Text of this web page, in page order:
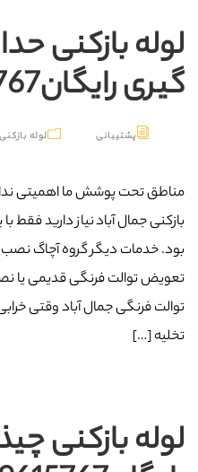
لوله بازکنی
گیری رایگان09129615767
پشتیبانی لوله
مناطق تحت پوشش ما اهمیتی
بازکنی جمال آباد نیاز دارید
بود. خدمات دیگر گروه آچاگ نصب
تعویض توالت فرنگی قدیمی یا
توالت فرنگی جمال آباد وقتی
تخلیه […]
لوله بازکنی